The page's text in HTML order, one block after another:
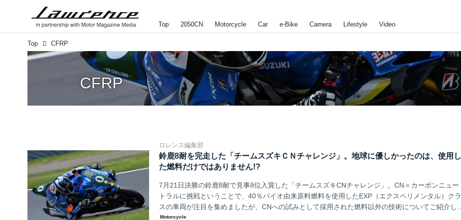
Top 2050CN Motorcycle Car e-Bike Camera Lifestyle Video
Top CFRP
CFRP
ロレンス編集部
鈴鹿8耐を完走した「チームスズキＣＮチャレンジ」。地球に優しかったのは、使用し
た燃料だけではありません!?
7月21日決勝の鈴鹿8耐で見事8位入賞した「チームスズキCNチャレンジ」。CN＝カーボンニュー
トラルに挑戦ということで、40％バイオ由来原料燃料を使用したEXP（エクスペリメンタル）クラ
スの車両が注目を集めましたが、CNへの試みとして採用された燃料以外の技術についてご紹介しま
す。